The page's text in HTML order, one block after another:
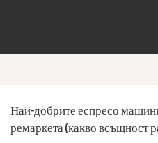
Най-добрите еспресо
ремаркета (какво всъщност